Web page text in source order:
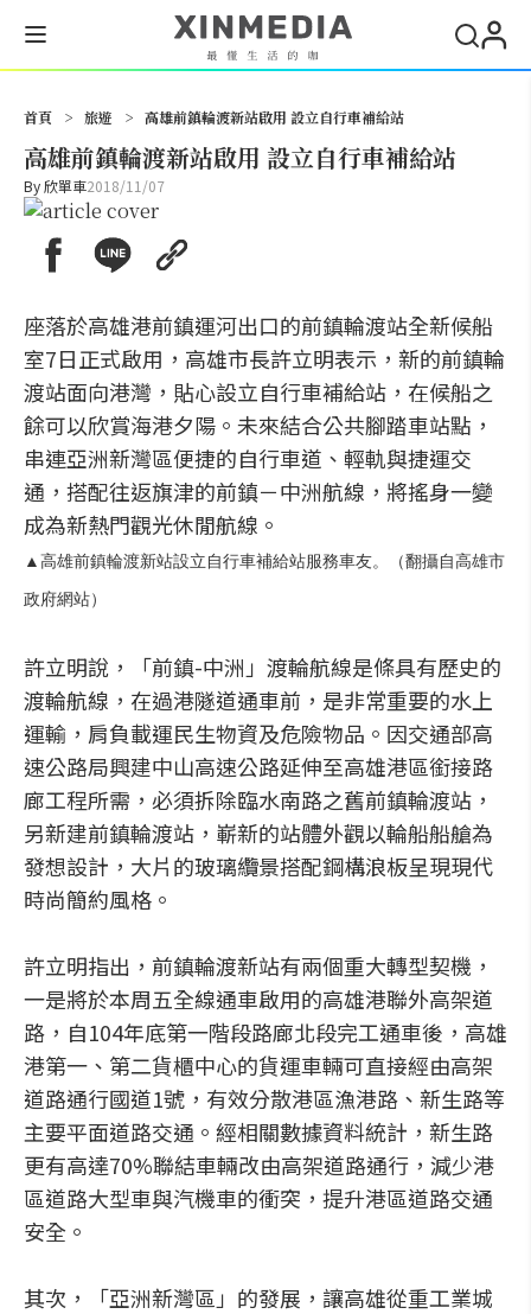
首頁 > 旅遊 > 高雄前鎮輪渡新站啟用 設立自行車補給站
高雄前鎮輪渡新站啟用 設立自行車補給站
By欣單車2018/11/07
座落於高雄港前鎮運河出口的前鎮輪渡站全新候船
室7日正式啟用，高雄市長許立明表示，新的前鎮輪
渡站面向港灣，貼心設立自行車補給站，在候船之
餘可以欣賞海港夕陽。未來結合公共腳踏車站點，
串連亞洲新灣區便捷的自行車道、輕軌與捷運交
通，搭配往返旗津的前鎮－中洲航線，將搖身一變
成為新熱門觀光休閒航線。
▲高雄前鎮輪渡新站設立自行車補給站服務車友。（翻攝自高雄市
政府網站）
許立明說，「前鎮-中洲」渡輪航線是條具有歷史的
渡輪航線，在過港隧道通車前，是非常重要的水上
運輸，肩負載運民生物資及危險物品。因交通部高
速公路局興建中山高速公路延伸至高雄港區銜接路
廊工程所需，必須拆除臨水南路之舊前鎮輪渡站，
另新建前鎮輪渡站，嶄新的站體外觀以輪船船艙為
發想設計，大片的玻璃纜景搭配鋼構浪板呈現現代
時尚簡約風格。
許立明指出，前鎮輪渡新站有兩個重大轉型契機，
一是將於本周五全線通車啟用的高雄港聯外高架道
路，自104年底第一階段路廊北段完工通車後，高雄
港第一、第二貨櫃中心的貨運車輛可直接經由高架
道路通行國道1號，有效分散港區漁港路、新生路等
主要平面道路交通。經相關數據資料統計，新生路
更有高達70%聯結車輛改由高架道路通行，減少港
區道路大型車與汽機車的衝突，提升港區道路交通
安全。
其次，「亞洲新灣區」的發展，讓高雄從重工業城